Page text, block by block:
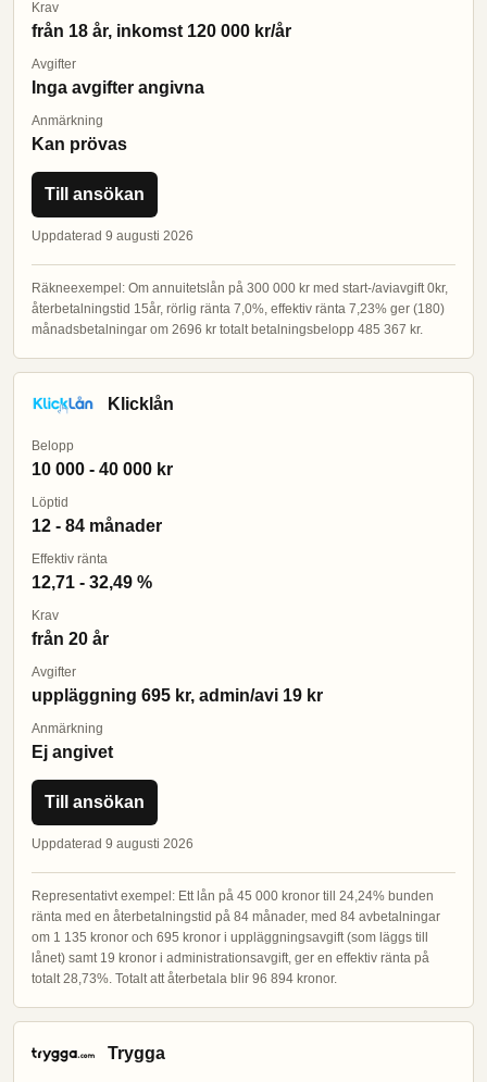
Krav
från 18 år, inkomst 120 000 kr/år
Avgifter
Inga avgifter angivna
Anmärkning
Kan prövas
Till ansökan
Uppdaterad 9 augusti 2026
Räkneexempel: Om annuitetslån på 300 000 kr med start-/aviavgift 0kr,
återbetalningstid 15år, rörlig ränta 7,0%, effektiv ränta 7,23% ger (180)
månadsbetalningar om 2696 kr totalt betalningsbelopp 485 367 kr.
Klicklån
Belopp
10 000 - 40 000 kr
Löptid
12 - 84 månader
Effektiv ränta
12,71 - 32,49 %
Krav
från 20 år
Avgifter
uppläggning 695 kr, admin/avi 19 kr
Anmärkning
Ej angivet
Till ansökan
Uppdaterad 9 augusti 2026
Representativt exempel: Ett lån på 45 000 kronor till 24,24% bunden
ränta med en återbetalningstid på 84 månader, med 84 avbetalningar
om 1 135 kronor och 695 kronor i uppläggningsavgift (som läggs till
lånet) samt 19 kronor i administrationsavgift, ger en effektiv ränta på
totalt 28,73%. Totalt att återbetala blir 96 894 kronor.
Trygga